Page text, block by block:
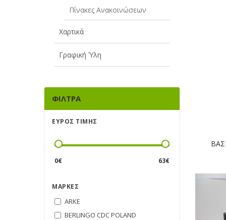
Πίνακες Ανακοινώσεων
Χαρτικά
Γραφική Ύλη
ΦΊΛΤΡΑ
ΕΎΡΟΣ ΤΙΜΉΣ
0€ 63€
ΜΆΡΚΕΣ
ARKE
BERLINGO CDC POLAND